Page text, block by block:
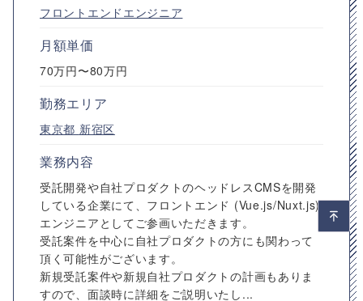
フロントエンドエンジニア
月額単価
70万円〜80万円
勤務エリア
東京都 新宿区
業務内容
受託開発や自社プロダクトのヘッドレスCMSを開発
している企業にて、フロントエンド (Vue.js/Nuxt.js)
エンジニアとしてご参画いただきます。
受託案件を中心に自社プロダクトの方にも関わって
頂く可能性がございます。
新規受託案件や新規自社プロダクトの計画もありま
すので、面談時に詳細をご説明いたし...